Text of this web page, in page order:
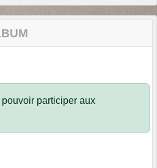
pouvoir participer aux